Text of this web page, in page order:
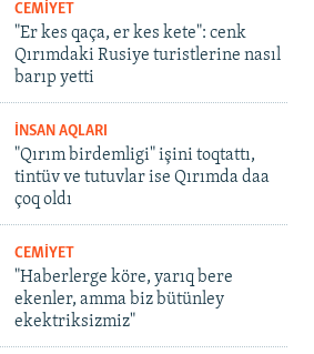
CEMİYET
"Er kes qaça, er kes kete": cenk
Qırımdaki Rusiye turistlerine nasıl
barıp yetti
İNSAN AQLARI
"Qırım birdemligi" işini toqtattı,
tintüv ve tutuvlar ise Qırımda daa
çoq oldı
CEMİYET
"Haberlerge köre, yarıq bere
ekenler, amma biz bütünley
ekektriksizmiz"